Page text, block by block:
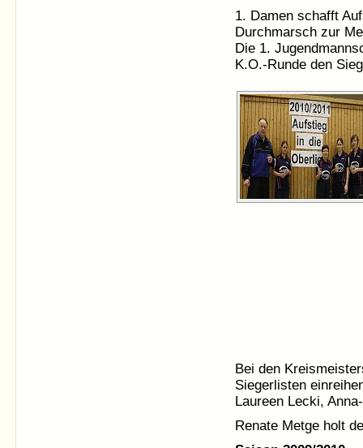
1. Damen schafft
Durchmarsch zur
Die 1.
K.O.-Runde den
Bei den
Siegerlisten
Laureen Lecki,
Renate Metge holt